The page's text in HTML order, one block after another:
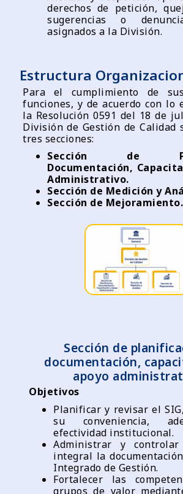
derechos de petición,
sugerencias o
asignados a la División.
Estructura
Para el cumplimiento de
funciones, y de acuerdo con lo
la Resolución 0591 del 18 de
División de Gestión de Calidad
tres secciones:
Sección de
Documentación,
Administrativo.
Sección de Medición y
Sección de Mejoramiento.
Sección de
documentación,
apoyo
Objetivos
Planificar y revisar el
su conveniencia,
efectividad institucional.
Administrar y
integral la
Integrado de Gestión.
Fortalecer las
grupos de valor